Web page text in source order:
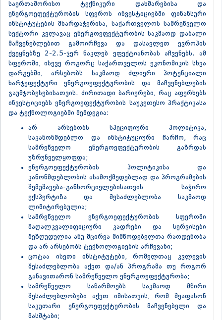
საერთაშორისო ტექნიკური დახმარებისა და
ენერგოეფექტურობის სფეროს ინვესტიციებში ფინანსური
ინსტიტუტების მხარდაჭერისა, საქართველოს სამრეწველო
სექტორი კვლავაც ენერგოეფექტურობის საკმაოდ დაბალი
მაჩვენებლებით გამოირჩევა და დასავლეთ ევროპის
ქვეყნებზე 2-2.5-ჯერ ნაკლებ ეფექტიანობას აჩვენებს. ამ
სფეროში, ისევე როგორც საქართველოს ეკონომიკის სხვა
დარგებში, არსებობს საკმაოდ ძლიერი პოტენციალი
ხარჯეფექტური ენერგოეფექტურობის და მაჩვენებლების
გაუმჯობესებისათვის. ძირითადი ბარიერები, რაც აფერხებს
ინვესტიციებს ენერგოეფექტურობის საუკეთესო პრაქტიკასა
და ტექნოლოგიებში შემდეგია:
არ არსებობს სპეციფიური პოლიტიკა,
საკანონმდებლო და ინსტიტუციური ჩარჩო, რაც
სამრეწველო ენერგოეფექტურობის გაზრდას
უზრუნველყოფდა;
ენერგოეფექტურობის პოლიტიკისა და
კანონმდებლობის ასამოქმედებლად და პროგრამების
შემუშავება-განხორციელებისათვის საჭირო
ექსპერტიზა და შესაძლებლობა საკმაოდ
ლიმიტირებულია;
სამრეწველო ენერგოეფექტურობის სფეროში
მაღალკვალიფიციური კადრები და სერვისები
შეზღუდულია ანუ მცირეა მიმწოდებელთა რაოდენობა
და არ არსებობს ტექნოლოგიების არჩევანი;
ცოტაა ისეთი ინსტიტუტები, რომელთაც კვლევის
შესაძლებლობა აქვთ და/ან პროგრამა თუ როგორ
განავითარონ სამრეწველო ენერგოეფექტურობა;
სამრეწველო საწარმოებს საკმაოდ მწირი
შესაძლებლობები აქვთ იმისათვის, რომ შეაფასონ
საკუთარი ენერგოეფექტურობის მაჩვენებელი და
მასშტაბი;